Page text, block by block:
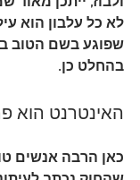
לא כל עלבון הוא
שפוגע בשם הטוב
בהחלט כן.
האינטרנט הוא
כאן הרבה אנשים